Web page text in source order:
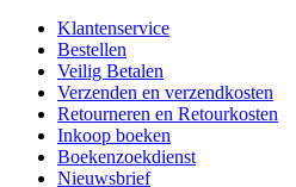
Klantenservice
Bestellen
Veilig Betalen
Verzenden en verzendkosten
Retourneren en Retourkosten
Inkoop boeken
Boekenzoekdienst
Nieuwsbrief